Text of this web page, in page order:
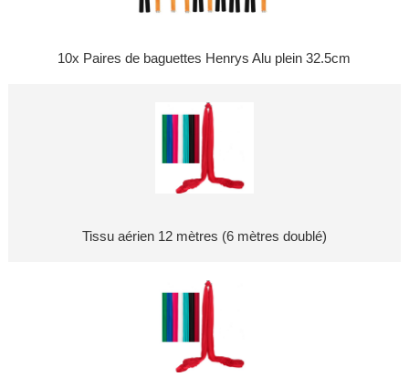
10x Paires de baguettes Henrys Alu plein 32.5cm
Tissu aérien 12 mètres (6 mètres doublé)